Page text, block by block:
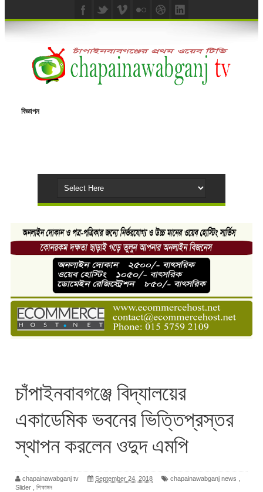
বিজ্ঞাপন
চাঁপাইনবাবগঞ্জে বিদ্যালয়ের
একাডেমিক ভবনের ভিত্তিপ্রস্তর
স্থাপন করলেন ওদুদ এমপি
chapainawabganj tv September 24, 2018 chapainawabganj news
Slider
শিক্ষাঙ্গন